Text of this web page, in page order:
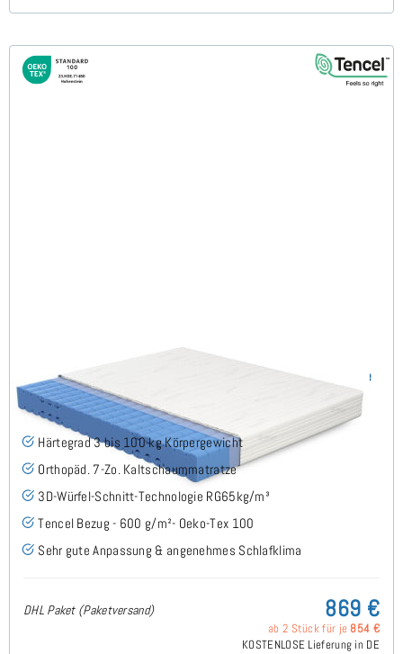
Keru H3 (TENCEL™ Lyocell) RG65 Kaltschaummatratze
160x200 cm - Sonderanfertigung
(7)
Härtegrad 3 bis 100 kg Körpergewicht
Orthopäd. 7-Zo. Kaltschaummatratze
3D-Würfel-Schnitt-Technologie RG65kg/m³
Tencel Bezug - 600 g/m²- Oeko-Tex 100
Sehr gute Anpassung & angenehmes Schlafklima
DHL Paket (Paketversand) 869 €
ab 2 Stück für je 854 €
KOSTENLOSE Lieferung in DE